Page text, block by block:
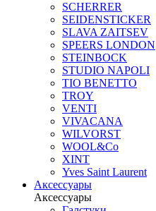
SCHERRER
SEIDENSTICKER
SLAVA ZAITSEV
SPEERS LONDON
STEINBOCK
STUDIO NAPOLI
TIO BENETTO
TROY
VENTI
VIVACANA
WILVORST
WOOL&Co
XINT
Yves Saint Laurent
Аксессуары
Аксессуары